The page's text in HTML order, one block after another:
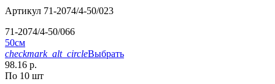
Артикул 71-2074/4-50/023
71-2074/4-50/066
50см
checkmark_alt_circleВыбрать
98.16 р.
По 10 шт